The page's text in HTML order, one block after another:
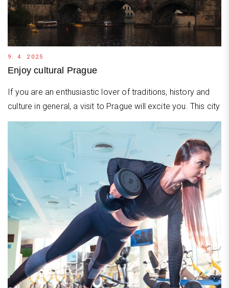
9. 4. 2025
Enjoy cultural Prague
If you are an enthusiastic lover of traditions, history and
culture in general, a visit to Prague will excite you. This city